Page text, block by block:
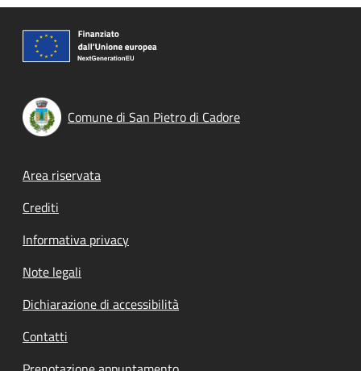
Comune di San Pietro di Cadore
Footer menu
Area riservata
Crediti
Informativa privacy
Note legali
Dichiarazione di accessibilità
Contatti